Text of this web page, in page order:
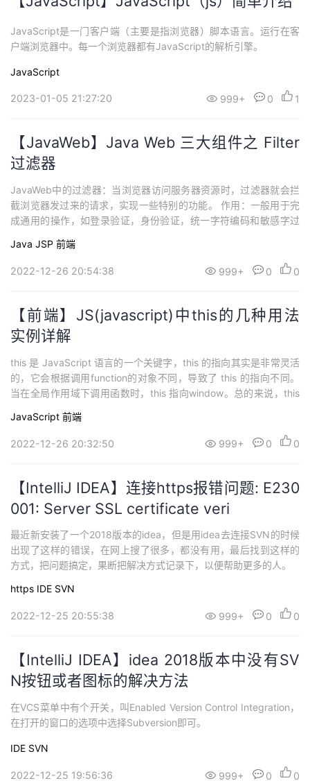
JavaScript是一门客户端（主要是指浏览器）脚本语言。运行在客
户端浏览器中。每一个浏览器都有JavaScript的解析引擎。
JavaScript
2023-01-05 21:27:20 999+ 0 1
【JavaWeb】Java Web 三大组件之 Filter
过滤器
JavaWeb中的过滤器：当浏览器访问服务器资源时，过滤器就会拦
截浏览器发过来的请求，实现一些特别的功能。 作用：一般用于完
成通用的操作，如登录验证，身份验证，统一字符编码和敏感字过
Java JSP 前端
2022-12-26 20:54:38 999+ 0 0
【前端】JS(javascript)中this的几种用法
实例详解
this 是 JavaScript 语言的一个关键字，this 的指向其实是非常灵活
的，它会根据调用function的对象不同，导致了 this 的指向不同。
当在全局作用域下调用函数时，this 指向window。总的来说，this
JavaScript 前端
2022-12-26 20:32:50 999+ 0 0
【IntelliJ IDEA】连接https报错问题: E230
001: Server SSL certificate veri
最近新安装了一个2018版本的idea，但是用idea去连接SVN的时候
出现了这样的错误，在网上搜了很多，都没有用，最后找到这样的
方式，把问题搞定，果断把解决方式记录下，以便帮助更多的人。
https IDE SVN
2022-12-25 20:55:38 999+ 0 0
【IntelliJ IDEA】idea 2018版本中没有SV
N按钮或者图标的解决方法
在VCS菜单中有个开关，叫Enabled Version Control Integration，
在打开的窗口的选项中选择Subversion即可。
IDE SVN
2022-12-25 19:56:36 999+ 0 0